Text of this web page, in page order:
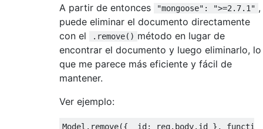
A partir de entonces
"mongoose": ">=2.7.1" ,
puede eliminar el documento directamente
con el
.remove() método en lugar de
encontrar el documento y luego eliminarlo, lo
que me parece más eficiente y fácil de
mantener.
Ver ejemplo:
Model . remove({ _id: req. body. id },